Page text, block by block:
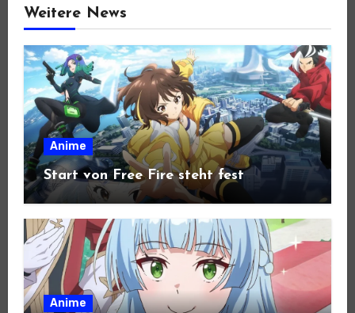
Weitere News
Anime
Start von Free Fire steht fest
Anime